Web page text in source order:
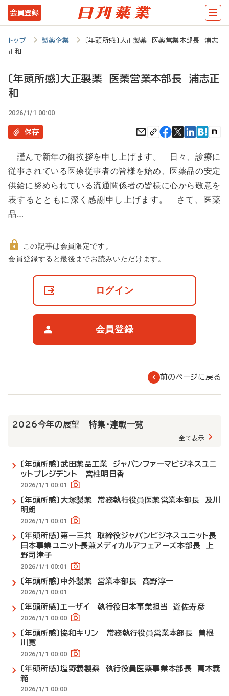
メ
イ
コ
テ
ツ
に
動
会員登録
トップ 製薬企業
〔年頭所感〕大正製薬 医薬営業本部長 浦志
正和
〔年頭所感〕大正製薬 医薬営業本部長 浦志正
和
2026/1/1 00:00
保存
謹んで新年の御挨拶を申し上げます。 日々、診療に
従事されている医療従事者の皆様を始め、医薬品の安定
供給に努められている流通関係者の皆様に心から敬意を
表するとともに深く感謝申し上げます。 さて、医薬
品…
非
この記事は会員限定です。
会員登録すると最後までお読みいただけます。
ログイン
会員登録
前のページに戻る
2026今年の展望 | 特集・連載一覧
全て表示
〔年頭所感〕武田薬品工業 ジャパンファーマビジネスユニ
ットプレジデント 宮柱明日香
2026/1/1 00:01
〔年頭所感〕大塚製薬 常務執行役員医薬営業本部長 及川
明朗
2026/1/1 00:01
〔年頭所感〕第一三共 取締役ジャパンビジネスユニット長
日本事業ユニット長兼メディカルアフェアーズ本部長 上
野司津子
2026/1/1 00:01
〔年頭所感〕中外製薬 営業本部長 髙野淳一
2026/1/1 00:01
〔年頭所感〕エーザイ 執行役日本事業担当 遊佐寿彦
2026/1/1 00:00
〔年頭所感〕協和キリン 常務執行役員営業本部長 曽根
川寛
2026/1/1 00:00
〔年頭所感〕塩野義製薬 執行役員医薬事業本部長 萬木義
範
2026/1/1 00:00